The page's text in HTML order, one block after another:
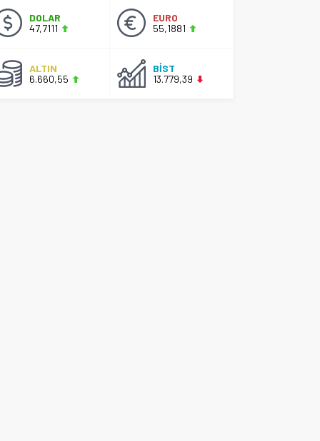
DOLAR
47,7111
EURO
55,1881
ALTIN
6.660,55
BİST
13.779,39